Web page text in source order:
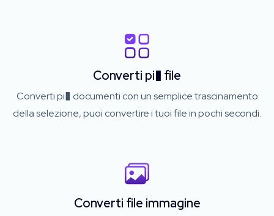
Converti pi� file
Converti pi� documenti con un semplice trascinamento
della selezione, puoi convertire i tuoi file in pochi secondi.
Converti file immagine